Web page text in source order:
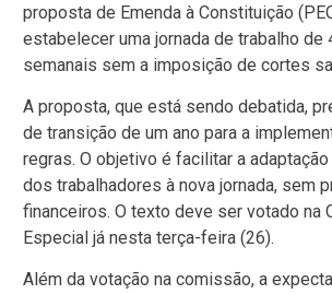
proposta de Emenda à Constituição
estabelecer uma jornada de trabalho de
semanais sem a imposição de cortes
A proposta, que está sendo debatida,
de transição de um ano para a
regras. O objetivo é facilitar a
dos trabalhadores à nova jornada, sem
financeiros. O texto deve ser votado na
Especial já nesta terça-feira (26).
Além da votação na comissão, a